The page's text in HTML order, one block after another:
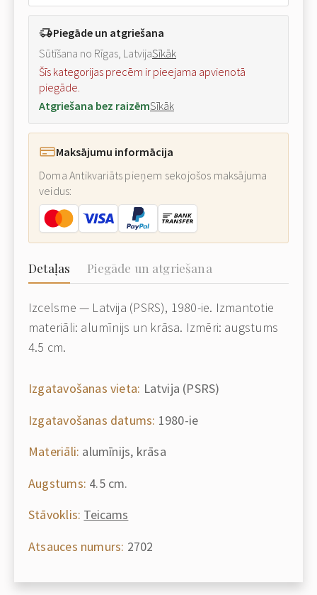
Piegāde un atgriešana
Sūtīšana no Rīgas, LatvijaSīkāk
Šīs kategorijas precēm ir pieejama apvienotā
piegāde.
Atgriešana bez raizēmSīkāk
Maksājumu informācija
Doma Antikvariāts pieņem sekojošos maksājuma
veidus:
Detaļas Piegāde un atgriešana
Izcelsme — Latvija (PSRS), 1980-ie. Izmantotie
materiāli: alumīnijs un krāsa. Izmēri: augstums
4.5 cm.
Izgatavošanas vieta: Latvija (PSRS)
Izgatavošanas datums: 1980-ie
Materiāli: alumīnijs, krāsa
Augstums: 4.5 cm.
Stāvoklis: Teicams
Atsauces numurs: 2702